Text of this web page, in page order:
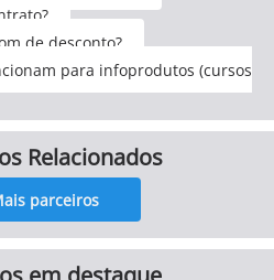
de desconto?
para infoprodutos (cursos
Relacionados
parceiros